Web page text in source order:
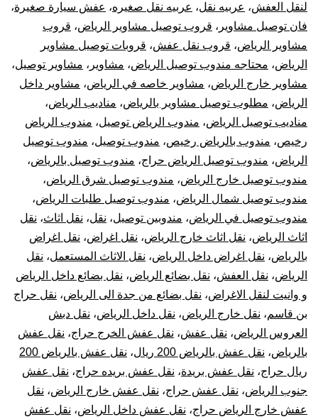
لنقل العفش، عربيه نقل، عربيه نقل صغيره، عفش سيارة صغيرة،
فان توصيل مشاوير ، قروب توصيل مشاوير الرياض، قروب
مشاوير الرياض، قروب نقل عفش، قروبات توصيل مشاوير
الرياض، محتاجه مندوب توصيل الرياض، مشاوير ، مشاوير توصيل،
مشاوير خارج الرياض، مشاوير خاصه في الرياض، مشاوير داخل
الرياض، مطلوب توصيل مشاوير بالرياض، مناديب الرياض،
مناديب توصيل الرياض، مندوب الرياض توصيل، مندوب الرياض
رخيص، مندوب بالرياض رخيص، مندوب توصيل، مندوب توصيل
الرياض، مندوب توصيل الرياض حراج، مندوب توصيل بالرياض،
مندوب توصيل خارج الرياض، مندوب توصيل شرق الرياض،
مندوب توصيل شمال الرياض، مندوب توصيل طلبات الرياض،
مندوب توصيل في الرياض، مندوبين توصيل، نقل، نقل اثاث، نقل
اثاث الرياض، نقل اثاث خارج الرياض، نقل اغراض، نقل اغراض
بالرياض، نقل اغراض داخل الرياض، نقل الاثاث المستعمل، نقل
الرياض، نقل العفش، نقل بضائع الرياض، نقل بضائع داخل الرياض
و وانيت لنقل الاغراض، نقل بضائع من جدة الى الرياض، نقل حراج
بن قاسم، نقل خارج الرياض، نقل داخل الرياض، نقل دبش
العروس الرياض، نقل عفش، نقل عفش الخرج حراج، نقل عفش
بالرياض، نقل عفش بالرياض 200 ريال ،
نقل عفش بالرياض 200
ريال حراج، نقل عفش بريدة، نقل عفش بريده حراج، نقل عفش
جنوب الرياض، نقل عفش حراج، نقل عفش خارج الرياض، نقل
عفش خارج الرياض حراج، نقل عفش داخل الرياض، نقل عفش